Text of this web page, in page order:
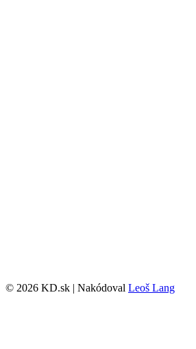
© 2026 KD.sk | Nakódoval Leoš Lang